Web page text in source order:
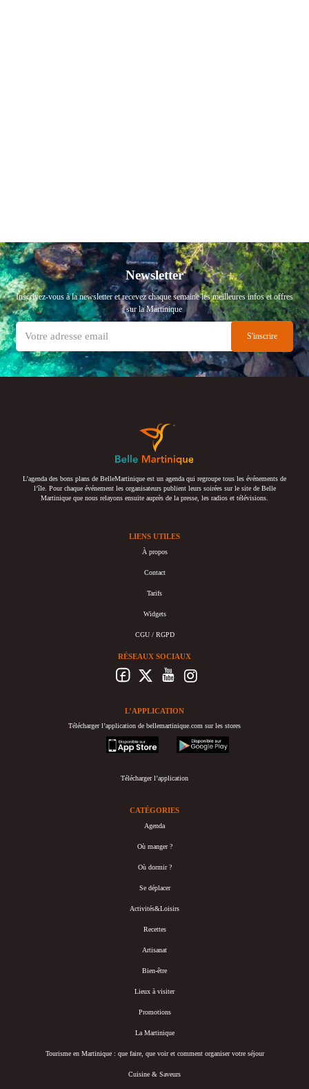
Newsletter
Inscrivez-vous à la newsletter et recevez chaque semaine les meilleures infos et offres
sur la Martinique
L’agenda des bons plans de BelleMartinique est un agenda qui regroupe tous les événements de
l’île. Pour chaque événement les organisateurs publient leurs soirées sur le site de Belle
Martinique que nous relayons ensuite auprès de la presse, les radios et télévisions.
LIENS UTILES
À propos
Contact
Tarifs
Widgets
CGU / RGPD
RÉSEAUX SOCIAUX
L’APPLICATION
Télécharger l’application de bellemartinique.com sur les stores
appstore
googleplay
Télécharger l’application
CATÉGORIES
Agenda
Où manger ?
Où dormir ?
Se déplacer
Activités&Loisirs
Recettes
Artisanat
Bien-être
Lieux à visiter
Promotions
La Martinique
Tourisme en Martinique : que faire, que voir et comment organiser votre séjour
Cuisine & Saveurs